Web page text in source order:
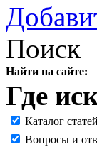
Поиск
Найти на сайте:
Где
Каталог статей
Вопросы и